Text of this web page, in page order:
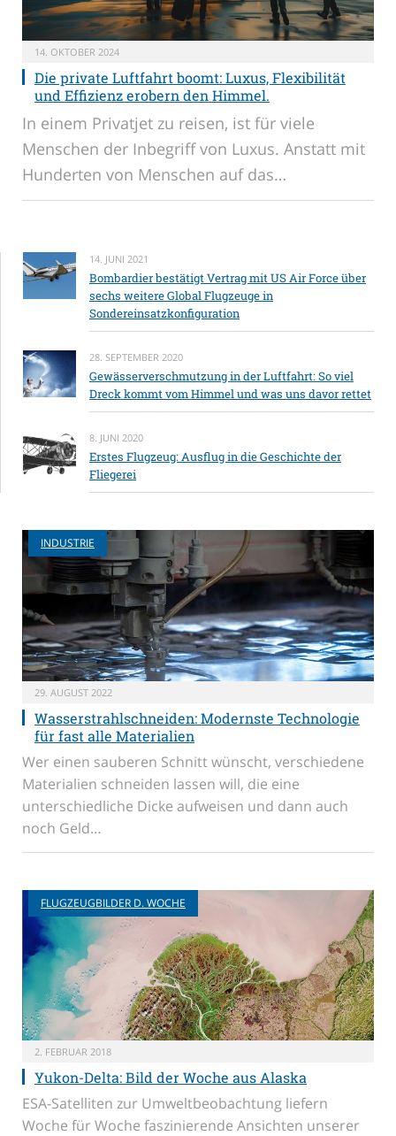
14. OKTOBER 2024
Die private Luftfahrt boomt: Luxus, Flexibilität
und Effizienz erobern den Himmel.
In einem Privatjet zu reisen, ist für viele
Menschen der Inbegriff von Luxus. Anstatt mit
Hunderten von Menschen auf das…
14. JUNI 2021
Bombardier bestätigt Vertrag mit US Air Force über
sechs weitere Global Flugzeuge in
Sondereinsatzkonfiguration
28. SEPTEMBER 2020
Gewässerverschmutzung in der Luftfahrt: So viel
Dreck kommt vom Himmel und was uns davor rettet
8. JUNI 2020
Erstes Flugzeug: Ausflug in die Geschichte der
Fliegerei
INDUSTRIE
29. AUGUST 2022
Wasserstrahlschneiden: Modernste Technologie
für fast alle Materialien
Wer einen sauberen Schnitt wünscht, verschiedene
Materialien schneiden lassen will, die eine
unterschiedliche Dicke aufweisen und dann auch
noch Geld…
FLUGZEUGBILDER D. WOCHE
2. FEBRUAR 2018
Yukon-Delta: Bild der Woche aus Alaska
ESA-Satelliten zur Umweltbeobachtung liefern
Woche für Woche faszinierende Ansichten unserer